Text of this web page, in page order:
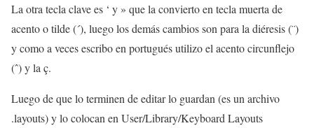
La otra tecla clave es ‘ y » que la convierto en tecla muerta de
acento o tilde (´), luego los demás cambios son para la diéresis (¨)
y como a veces escribo en portugués utilizo el acento circunflejo
(ˆ) y la ç.
Luego de que lo terminen de editar lo guardan (es un archivo
.layouts) y lo colocan en User/Library/Keyboard Layouts